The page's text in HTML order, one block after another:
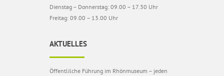
Dienstag – Donnerstag: 09.00 – 17.30 Uhr
Freitag: 09.00 – 13.00 Uhr
AKTUELLES
Öffentlilche Führung im Rhönmuseum – jeden